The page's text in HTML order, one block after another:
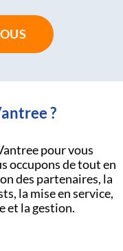
?
pour vous
occupons de tout en
des partenaires, la
la mise en service,
et la gestion.